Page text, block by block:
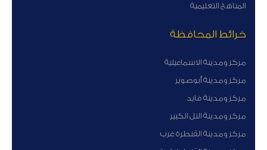
المناهج التعليمية
خرائط المحافظة
مركز ومدينة الاسماعيلية
مركز ومدينة أبوصوير
مركز ومدينة فايد
مركز ومدينة التل الكبير
مركز ومدينة القنطرة غرب